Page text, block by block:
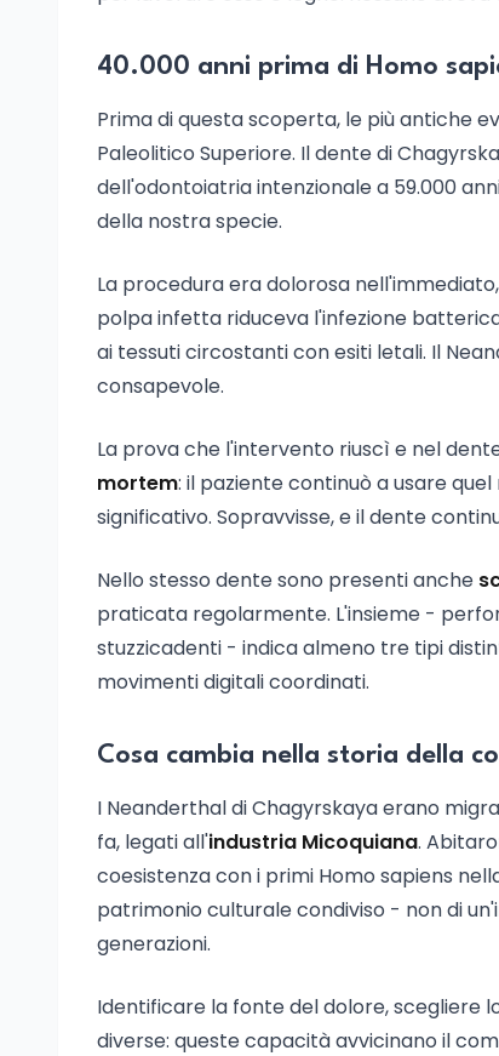
40.000 anni prima di Homo
Prima di questa scoperta, le più antiche
Paleolitico Superiore. Il dente di
dell'odontoiatria intenzionale a 59.000
della nostra specie.
La procedura era dolorosa
polpa infetta riduceva l'infezione
ai tessuti circostanti con esiti letali. Il
consapevole.
La prova che l'intervento riuscì e nel
mortem: il paziente continuò a usare
significativo. Sopravvisse, e il dente
Nello stesso dente sono presenti anche
praticata regolarmente. L'insieme -
stuzzicadenti - indica almeno tre tipi
movimenti digitali coordinati.
Cosa cambia nella storia della
I Neanderthal di Chagyrskaya erano
fa, legati all'industria Micoquiana.
coesistenza con i primi Homo sapiens
patrimonio culturale condiviso - non di
generazioni.
Identificare la fonte del dolore,
diverse: queste capacità avvicinano il